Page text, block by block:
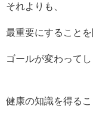
それよりも、
最重要にすることを
ゴールが変わって
健康の知識を得るこ